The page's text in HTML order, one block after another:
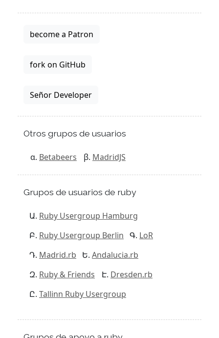
become a Patron
fork on GitHub
Señor Developer
Otros grupos de usuarios
Betabeers MadridJS
Grupos de usuarios de ruby
Ruby Usergroup Hamburg
Ruby Usergroup Berlin
LoR
Madrid.rb
Andalucia.rb
Ruby & Friends
Dresden.rb
Tallinn Ruby Usergroup